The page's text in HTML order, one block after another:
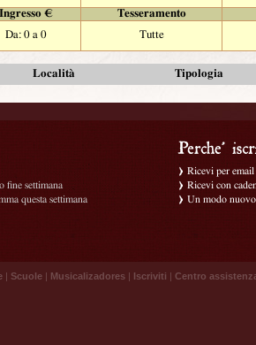
Ingresso €
Tesseramento
Da: 0 a 0 Tutte
Località Tipologia
fine settimana
questa settimana
Ricevi per
Ricevi con
Un modo
| Scuole | Musicalizadores | Iscriviti | Centro